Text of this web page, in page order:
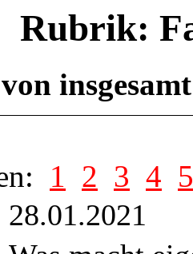
Rubrik:
1 2 3 4 5
28.01.2021